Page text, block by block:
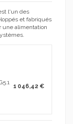
l'un des
et fabriqués
une alimentation
1 046,42 €